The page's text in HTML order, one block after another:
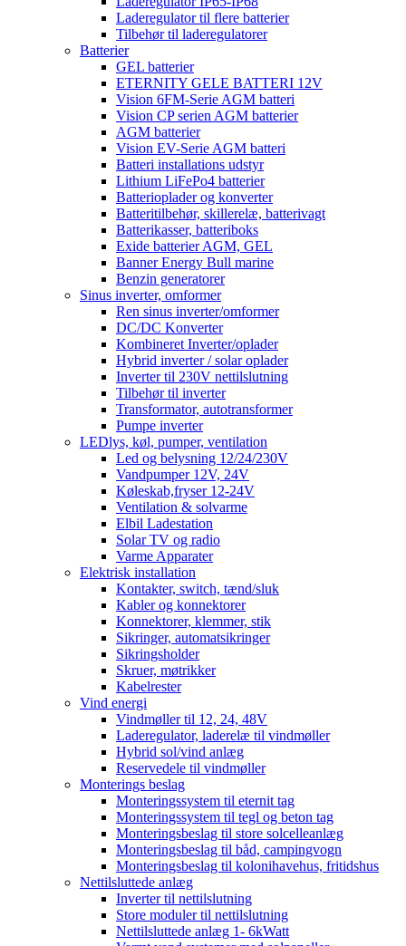
Laderegulator til flere batterier
Tilbehør til laderegulatorer
Batterier
GEL batterier
ETERNITY GELE BATTERI 12V
Vision 6FM-Serie AGM batteri
Vision CP serien AGM batterier
AGM batterier
Vision EV-Serie AGM batteri
Batteri installations udstyr
Lithium LiFePo4 batterier
Batterioplader og konverter
Batteritilbehør, skillerelæ, batterivagt
Batterikasser, batteriboks
Exide batterier AGM, GEL
Banner Energy Bull marine
Benzin generatorer
Sinus inverter, omformer
Ren sinus inverter/omformer
DC/DC Konverter
Kombineret Inverter/oplader
Hybrid inverter / solar oplader
Inverter til 230V nettilslutning
Tilbehør til inverter
Transformator, autotransformer
Pumpe inverter
LEDlys, køl, pumper, ventilation
Led og belysning 12/24/230V
Vandpumper 12V, 24V
Køleskab,fryser 12-24V
Ventilation & solvarme
Elbil Ladestation
Solar TV og radio
Varme Apparater
Elektrisk installation
Kontakter, switch, tænd/sluk
Kabler og konnektorer
Konnektorer, klemmer, stik
Sikringer, automatsikringer
Sikringsholder
Skruer, møtrikker
Kabelrester
Vind energi
Vindmøller til 12, 24, 48V
Laderegulator, laderelæ til vindmøller
Hybrid sol/vind anlæg
Reservedele til vindmøller
Monterings beslag
Monteringssystem til eternit tag
Monteringssystem til tegl og beton tag
Monteringsbeslag til store solcelleanlæg
Monteringsbeslag til båd, campingvogn
Monteringsbeslag til kolonihavehus, fritidshus
Nettilsluttede anlæg
Inverter til nettilslutning
Store moduler til nettilslutning
Nettilsluttede anlæg 1- 6kWatt